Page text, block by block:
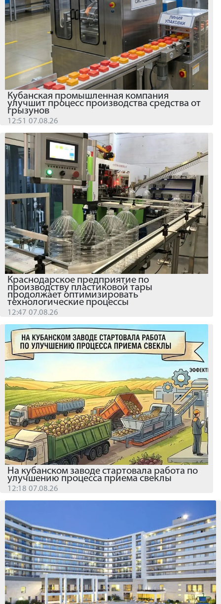
Кубанская промышленная компания
улучшит процесс производства средства от
грызунов
12:51 07.08.26
Краснодарское предприятие по
производству пластиковой тары
продолжает оптимизировать
технологические процессы
12:47 07.08.26
На кубанском заводе стартовала работа по
улучшению процесса приема свеклы
12:18 07.08.26